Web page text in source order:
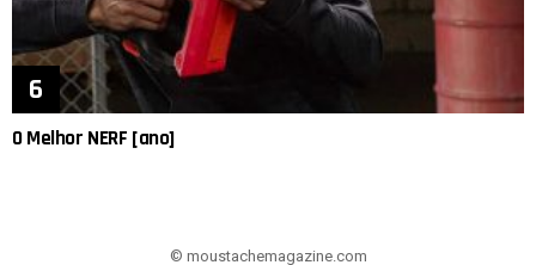
O Melhor NERF [ano]
© moustachemagazine.com